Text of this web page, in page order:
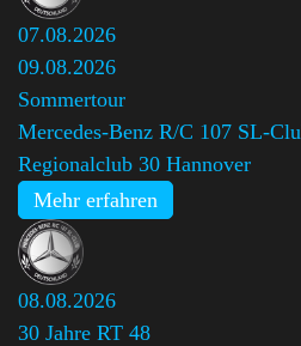
07.08.2026
09.08.2026
Sommertour
Mercedes-Benz R/C 107 SL-
Regionalclub 30 Hannover
Mehr erfahren
08.08.2026
30 Jahre RT 48